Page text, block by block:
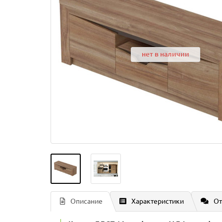
нет в наличии
Описание Характеристики